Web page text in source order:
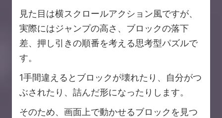
見た目は横スクロールアクション風ですが、
実際にはジャンプの高さ、ブロックの落下
差、押し引きの順番を考える思考型パズルで
す。
1手間違えるとブロックが壊れたり、自分がつ
ぶされたり、詰んだ形になったりします。
そのため、画面上で動かせるブロックを見つ